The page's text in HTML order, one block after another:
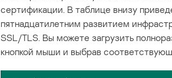
сертификации. В таблице внизу
пятнадцатилетним развитием
SSL/TLS. Вы можете загрузить
кнопкой мыши и выбрав